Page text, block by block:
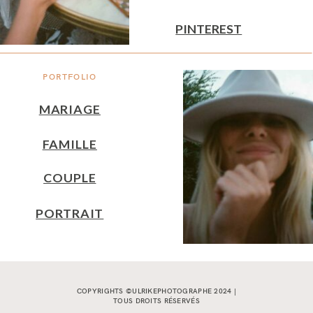
PORTFOLIO
MARIAGE
FAMILLE
PINTEREST
COUPLE
PORTRAIT
COPYRIGHTS ©ULRIKEPHOTOGRAPHE 2024 |
TOUS DROITS RÉSERVÉS